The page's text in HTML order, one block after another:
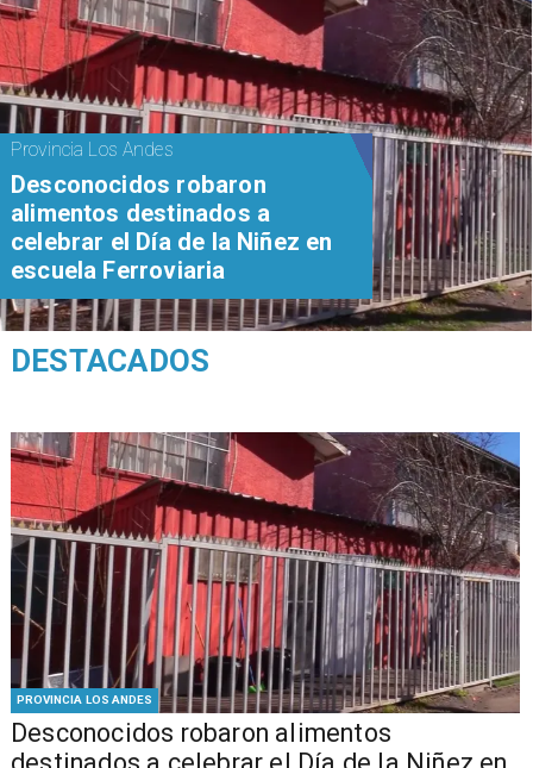
PROVINCIA LOS ANDES
Desconocidos robaron alimentos
Provincia Los Andes
Desconocidos robaron
alimentos destinados a
celebrar el Día de la Niñez en
escuela Ferroviaria
DESTACADOS